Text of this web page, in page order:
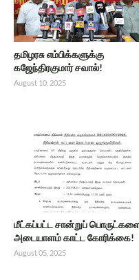
தமிழரசு எம்பிக்களுக்கு
கஜேந்திரகுமார் சவால்!
August 10, 2025
மீட்கப்பட்ட சான்றுப்
அடையாளம் காட்ட கோரிக்கை!
August 05, 2025